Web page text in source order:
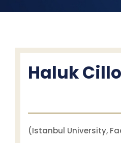
Haluk
(Istanbul University,